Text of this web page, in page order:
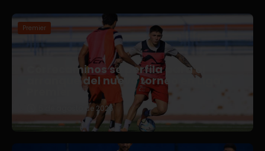
Premier
Correcaminos se perfila para el
arranque del nuevo torneo en Liga
5 de agosto de 2026